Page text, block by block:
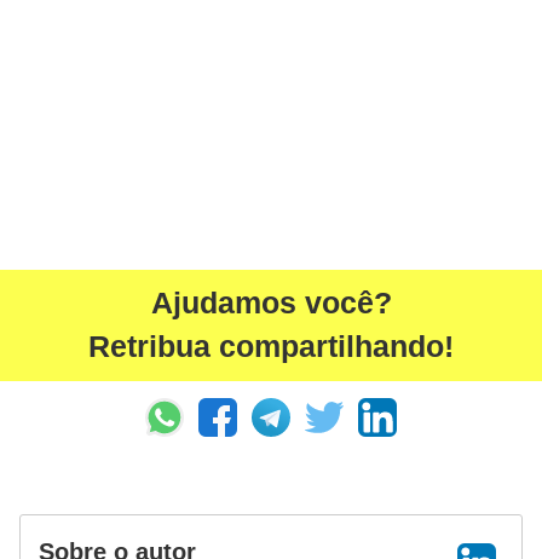
Ajudamos você?
Retribua compartilhando!
Sobre o autor